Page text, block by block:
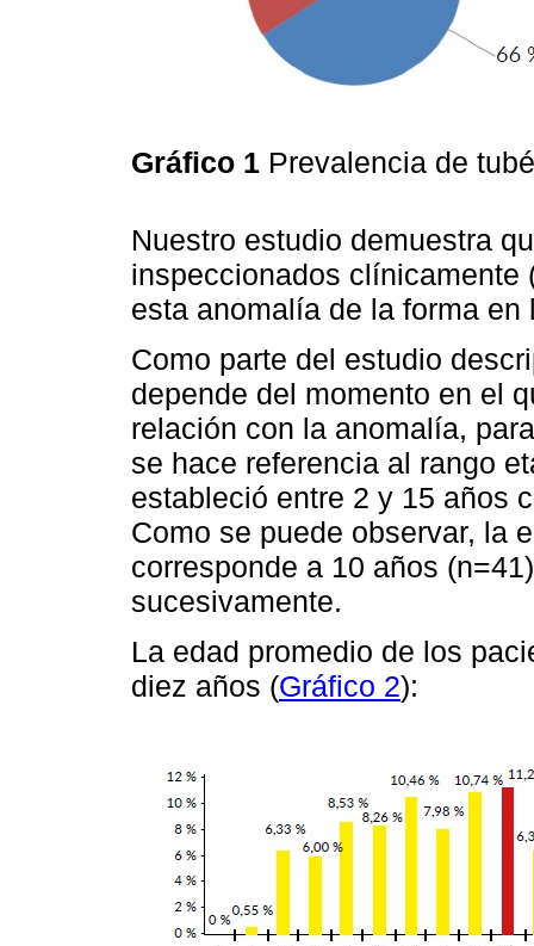
Gráfico 1 Prevalencia de
Nuestro estudio demuestra
inspeccionados clínicamente
esta anomalía de la forma
Como parte del estudio
depende del momento en el
relación con la anomalía,
se hace referencia al rango
estableció entre 2 y 15 años
Como se puede observar, la
corresponde a 10 años
sucesivamente.
La edad promedio de los
diez años (Gráfico 2):